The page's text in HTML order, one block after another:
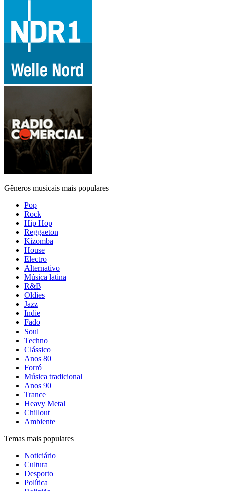
Gêneros musicais mais populares
Pop
Rock
Hip Hop
Reggaeton
Kizomba
House
Electro
Alternativo
Música latina
R&B
Oldies
Jazz
Indie
Fado
Soul
Techno
Clássico
Anos 80
Forró
Música tradicional
Anos 90
Trance
Heavy Metal
Chillout
Ambiente
Temas mais populares
Noticiário
Cultura
Desporto
Política